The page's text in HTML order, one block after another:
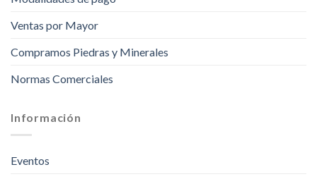
Ventas por Mayor
Compramos Piedras y Minerales
Normas Comerciales
Información
Eventos